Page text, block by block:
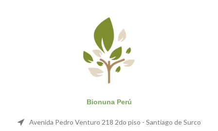
Bionuna Perú
Avenida Pedro Venturo 218 2do piso - Santiago de Surco